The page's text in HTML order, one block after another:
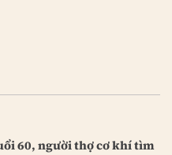
60, người thợ cơ khí tìm